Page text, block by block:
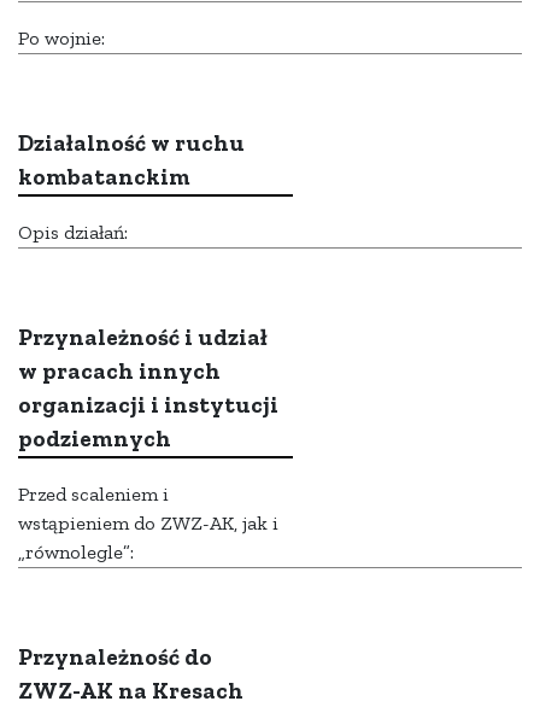
Po wojnie:
Działalność w ruchu
kombatanckim
Opis działań:
Przynależność i udział
w pracach innych
organizacji i instytucji
podziemnych
Przed scaleniem i
wstąpieniem do ZWZ-AK, jak i
„równolegle”:
Przynależność do
ZWZ-AK na Kresach